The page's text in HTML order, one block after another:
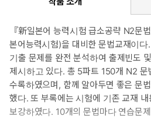
『新일본어 능력시험 급소공략 N2문
본어능력시험)을 대비한 문법교재이
기출 문제를 완전 분석하여 출제빈도
제시하고 있다. 총 5파트 150개 N2 문
수록하였으며, 함께 알아두면 좋은 문
했다. 또 부록에는 시험에 기존 교재
보강하였다. 10개의 문법마다 연습문